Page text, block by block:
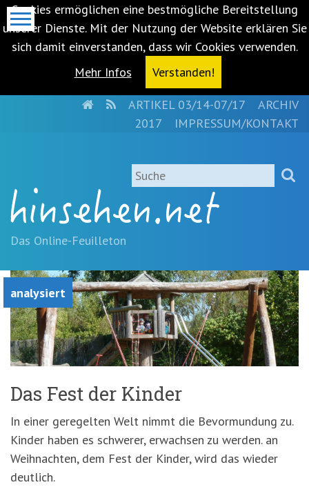
Cookies ermöglichen eine bestmögliche Bereitstellung
unserer Dienste. Mit der Nutzung der Website erklären Sie
sich damit einverstanden, dass wir Cookies verwenden.
Mehr Infos
Verstanden!
springen
(Accesskey
'1')Zur
springen
(Accesskey
'3')Zur
Suche
springen
(Accesskey
'2')
HOMERSSARTIKEL 03/14-07/17
ARCHIV
2017
IMPRESSUM/KONTAKT
Suche
Das Online-Feuilleton
analysiert
Das Fest der Kinder
In einer geregelten Welt nimmt die Bevormundung zu.
Kinder haben es schwerer, erwachsen zu werden. an
Weihnachten, dem Fest der Kinder, wird das wieder
deutlich.